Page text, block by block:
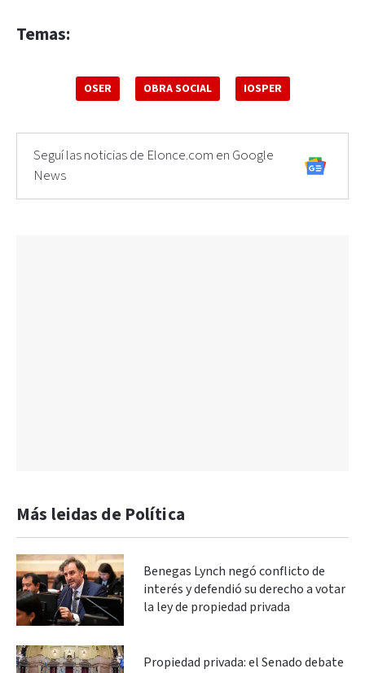
Temas:
OSER OBRA SOCIAL IOSPER
Seguí las noticias de Elonce.com en Google
News
Más leidas de Política
Benegas Lynch negó conflicto de
interés y defendió su derecho a votar
la ley de propiedad privada
Propiedad privada: el Senado debate